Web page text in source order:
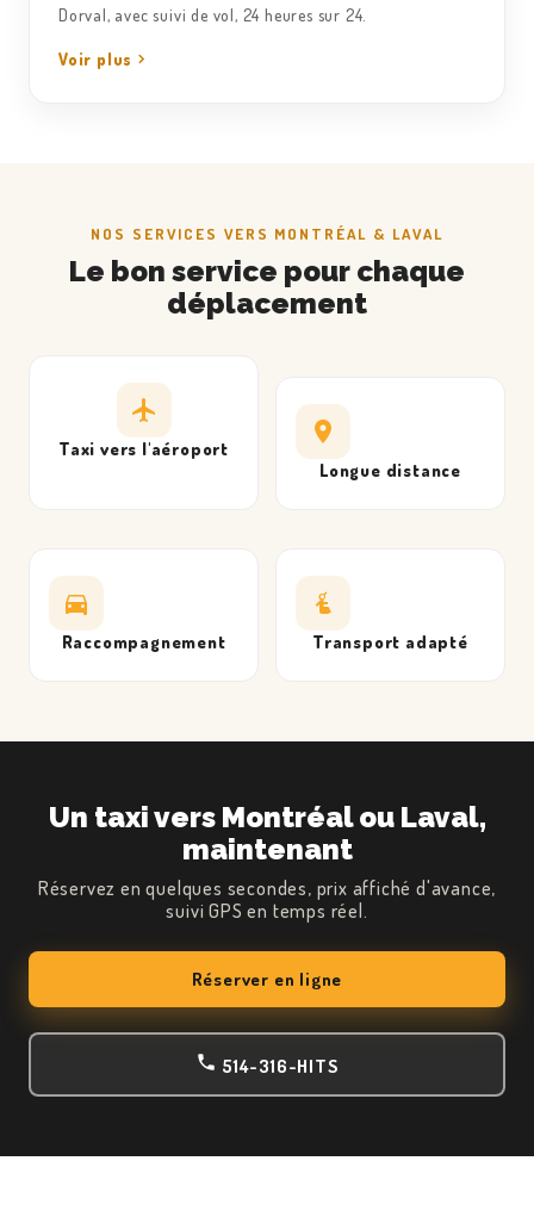
CHAUFFEURS
HITS BUSINESS
Dorval, avec suivi de vol, 24 heures sur 24.
Voir plus
NOS SERVICES VERS MONTRÉAL & LAVAL
Le bon service pour chaque
déplacement
Taxi vers l'aéroport
Longue distance
Raccompagnement Transport adapté
Un taxi vers Montréal ou Laval,
maintenant
Réservez en quelques secondes, prix affiché d'avance,
suivi GPS en temps réel.
Réserver en ligne
514-316-HITS